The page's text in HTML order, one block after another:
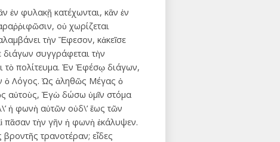
ἐν φυλακῇ κατέχωνται, κἂν ἐν
οὐ χωρίζεται
τὴν Ἔφεσον, κἀκεῖσε
διάγων συγγράφεται τὴν
τὸ πολίτευμα. Ἐν Ἐφέσῳ διάγων,
ὁ Λόγος. Ὡς ἀληθῶς Μέγας ὁ
αὐτοὺς, Ἐγὼ δώσω ὑμῖν στόμα
ἡ φωνὴ αὐτῶν οὐδ\’ ἕως τῶν
πᾶσαν τὴν γῆν ἡ φωνὴ ἐκάλυψεν.
τρανοτέραν; εἶδες